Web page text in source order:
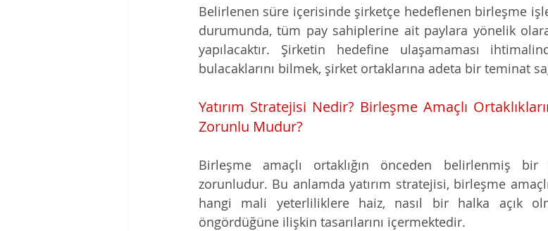
Belirlenen süre içerisinde şirketçe hedeflenen birleşme
durumunda, tüm pay sahiplerine ait paylara yönelik
yapılacaktır. Şirketin hedefine ulaşamaması
bulacaklarını bilmek, şirket ortaklarına adeta bir teminat
Yatırım Stratejisi Nedir? Birleşme Amaçlı
Zorunlu Mudur?
Birleşme amaçlı ortaklığın önceden belirlenmiş bir
zorunludur. Bu anlamda yatırım stratejisi, birleşme
hangi mali yeterliliklere haiz, nasıl bir halka açık
öngördüğüne ilişkin tasarılarını içermektedir.